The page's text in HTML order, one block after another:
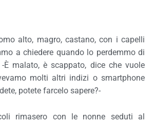
alto, magro, castano, con i capelli
a chiedere quando lo perdemmo di
malato, è scappato, dice che vuole
molti altri indizi o smartphone
potete farcelo sapere?-
rimasero con le nonne seduti al